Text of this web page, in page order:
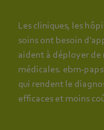
Les cliniques, les
soins ont besoin
aident à déployer
médicales.
qui rendent le
efficaces et moins